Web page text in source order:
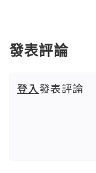
發表評論
登入發表評論